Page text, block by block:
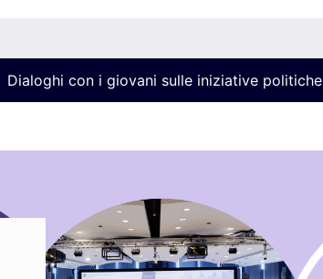
Dialoghi con i giovani sulle iniziative politiche